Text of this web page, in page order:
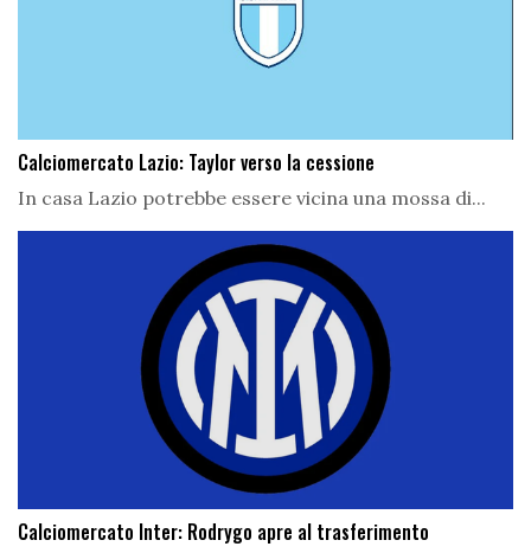
Calciomercato Lazio: Taylor verso la cessione
In casa Lazio potrebbe essere vicina una mossa di...
Calciomercato Inter: Rodrygo apre al trasferimento